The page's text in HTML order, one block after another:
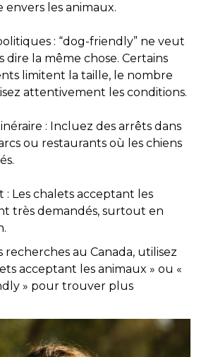
envers les animaux.
: “dog-friendly” ne veut
dire la même chose. Certains
limitent la taille, le nombre
attentivement les conditions.
: Incluez des arrêts dans
ou restaurants où les chiens
: Les chalets acceptant les
très demandés, surtout en
recherches au Canada, utilisez
acceptant les animaux » ou «
» pour trouver plus